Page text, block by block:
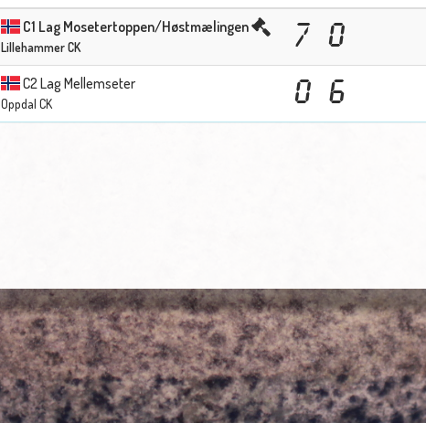
C1 Lag Mosetertoppen/Høstmælingen
Lillehammer CK 7 0
C2 Lag Mellemseter
Oppdal CK 0 6